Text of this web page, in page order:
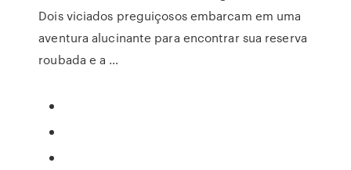
Dois viciados preguiçosos embarcam em uma
aventura alucinante para encontrar sua reserva
roubada e a …